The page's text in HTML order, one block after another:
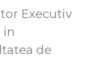
Executiv
in
de